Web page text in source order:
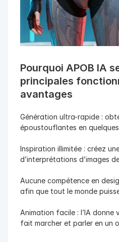
Pourquoi APOB IA
principales
avantages
Génération ultra-rapide :
époustouflantes en
Inspiration illimitée : créez
d’interprétations d’images
Aucune compétence en
afin que tout le monde
Animation facile : l’IA donne
fait marcher et parler en un